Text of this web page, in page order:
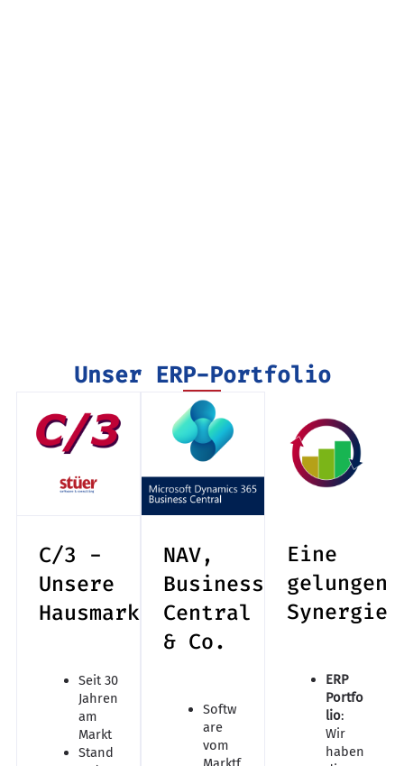
Unser ERP-Portfolio
C/3 -
Unsere
Hausmarke
Seit 30
Jahren
am
Markt
Stand
Eine
gelungene
Synergie
ERP
Portfo
lio:
Wir
haben
NAV,
Business
Central
& Co.
Softw
are
vom